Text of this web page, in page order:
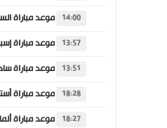
14:00
13:57
13:51
18:28
18:27